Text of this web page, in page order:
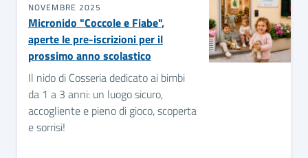
NOVEMBRE 2025
Micronido "Coccole e Fiabe",
aperte le pre-iscrizioni per il
prossimo anno scolastico
Il nido di Cosseria dedicato ai bimbi
da 1 a 3 anni: un luogo sicuro,
accogliente e pieno di gioco, scoperta
e sorrisi!